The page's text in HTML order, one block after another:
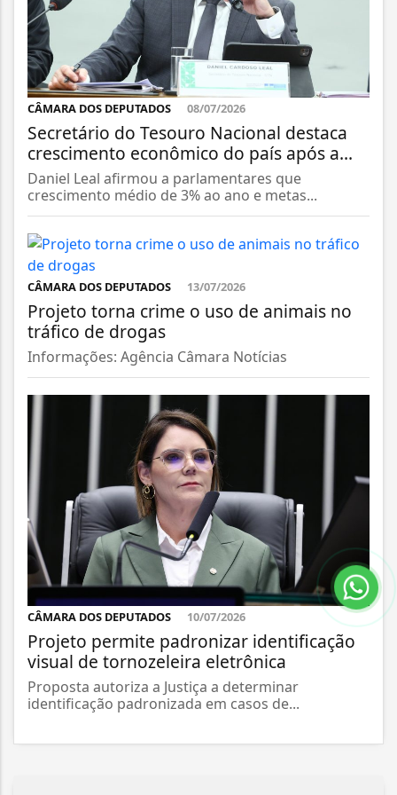
CÂMARA DOS DEPUTADOS 08/07/2026
Secretário do Tesouro Nacional destaca
crescimento econômico do país após a...
Daniel Leal afirmou a parlamentares que
crescimento médio de 3% ao ano e metas...
CÂMARA DOS DEPUTADOS 13/07/2026
Projeto torna crime o uso de animais no
tráfico de drogas
Informações: Agência Câmara Notícias
CÂMARA DOS DEPUTADOS 10/07/2026
Projeto permite padronizar identificação
visual de tornozeleira eletrônica
Proposta autoriza a Justiça a determinar
identificação padronizada em casos de...